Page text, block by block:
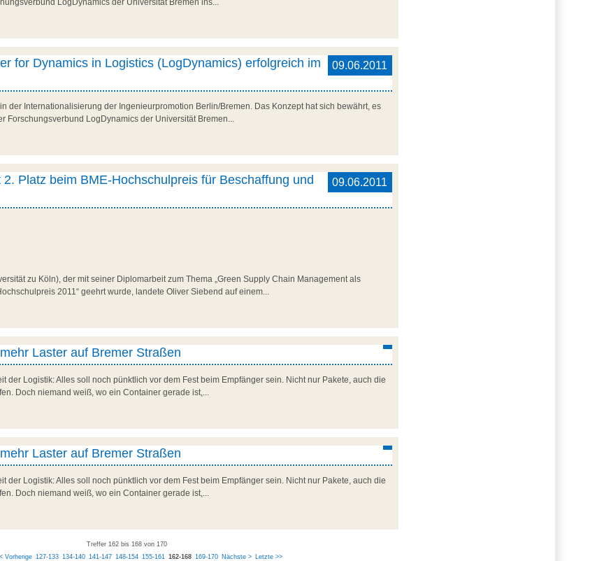
LogDynamics der Universität Bremen ins...
09.06.2011
for Dynamics in Logistics (LogDynamics) erfolgreich im
der Internationalisierung der Ingenieurpromotion Berlin/Bremen. Das Konzept hat sich bewährt, es
Forschungsverbund LogDynamics der Universität Bremen...
09.06.2011
Platz beim BME-Hochschulpreis für Beschaffung und
zu Köln), der mit seiner Diplomarbeit zum Thema „Green Supply Chain Management als
2011“ geehrt wurde, landete Oliver Siebend auf einem...
Laster auf Bremer Straßen
der Logistik: Alles soll noch pünktlich vor dem Fest beim Empfänger sein. Nicht nur Pakete, auch die
Doch niemand weiß, wo ein Container gerade ist,...
Laster auf Bremer Straßen
der Logistik: Alles soll noch pünktlich vor dem Fest beim Empfänger sein. Nicht nur Pakete, auch die
Doch niemand weiß, wo ein Container gerade ist,...
Treffer 162 bis 168 von 170
< Vorherige 127-133 134-140 141-147 148-154 155-161 162-168 169-170 Nächste > Letzte >>